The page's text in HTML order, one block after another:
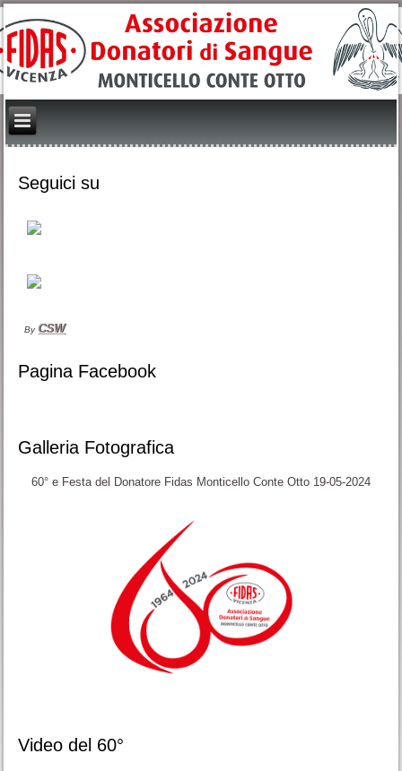
Seguici su
ByCSW
Pagina Facebook
Galleria Fotografica
60° e Festa del Donatore Fidas Monticello Conte Otto 19-05-2024
Video del 60°